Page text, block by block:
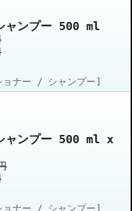
ャンプー 500 ml
ョナー / シャンプー]
ャンプー 500 ml x
ョナー / シャンプー]